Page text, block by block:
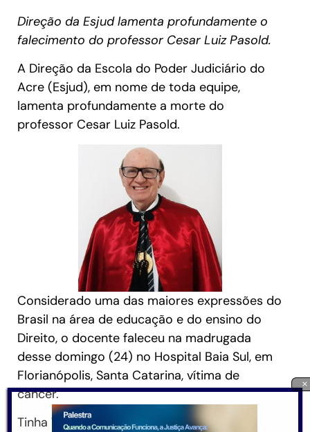
Direção da Esjud lamenta profundamente o
falecimento do professor Cesar Luiz Pasold.
A Direção da Escola do Poder Judiciário do
Acre (Esjud), em nome de toda equipe,
lamenta profundamente a morte do
professor Cesar Luiz Pasold.
Considerado uma das maiores expressões do
Brasil na área de educação e do ensino do
Direito, o docente faleceu na madrugada
desse domingo (24) no Hospital Baia Sul, em
Florianópolis, Santa Catarina, vítima de
câncer.
Tinha 76 anos de idade e deixa um legado
×